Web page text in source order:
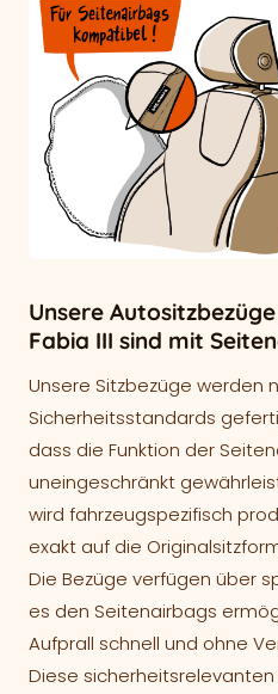
Unsere
Fabia III sind mit
Unsere Sitzbezüge werden
Sicherheitsstandards
dass die Funktion der
uneingeschränkt
wird fahrzeugspezifisch
exakt auf die
Die Bezüge verfügen über
es den Seitenairbags
Aufprall schnell und ohne
Diese